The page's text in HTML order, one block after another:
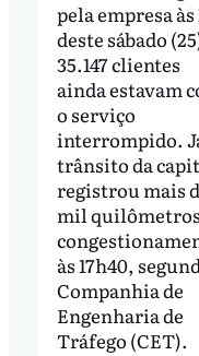
pela empresa às
deste sábado
35.147 clientes
ainda estavam
o serviço
interrompido.
trânsito da
registrou mais
mil
às 17h40,
Companhia de
Engenharia de
Tráfego (CET).